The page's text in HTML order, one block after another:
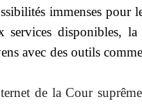
immenses pour
disponibles, la
avec des outils
de la Cour